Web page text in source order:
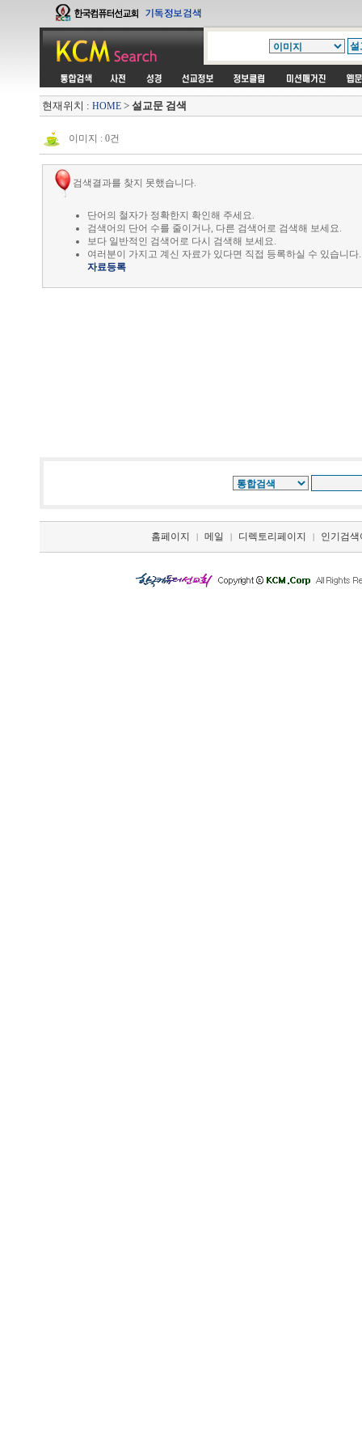
현재위치 : HOME > 설교문 검색
이미지 : 0건
검색결과를 찾지 못했습니다.
단어의 철자가 정확한지 확인해 주세요.
검색어의 단어 수를 줄이거나, 다른 검색어로 검색해 보세요.
보다 일반적인 검색어로 다시 검색해 보세요.
여러분이 가지고 계신 자료가 있다면 직접 등록하실 수 있습니다.
자료등록
홈페이지 | 메일 | 디렉토리페이지 | 인기검색